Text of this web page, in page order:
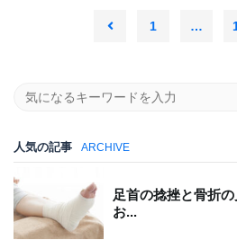
1 …
人気の記事 ARCHIVE
足首の捻挫と骨折
お...